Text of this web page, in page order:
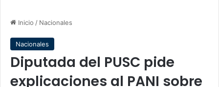
Inicio / Nacionales
Nacionales
Diputada del PUSC pide
explicaciones al PANI sobre